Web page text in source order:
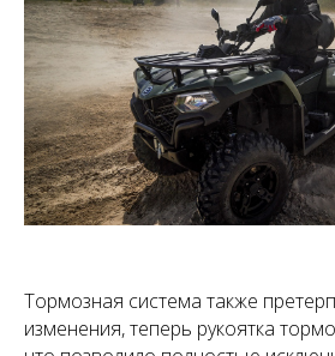
Тормозная система также
изменения, теперь рукоятка